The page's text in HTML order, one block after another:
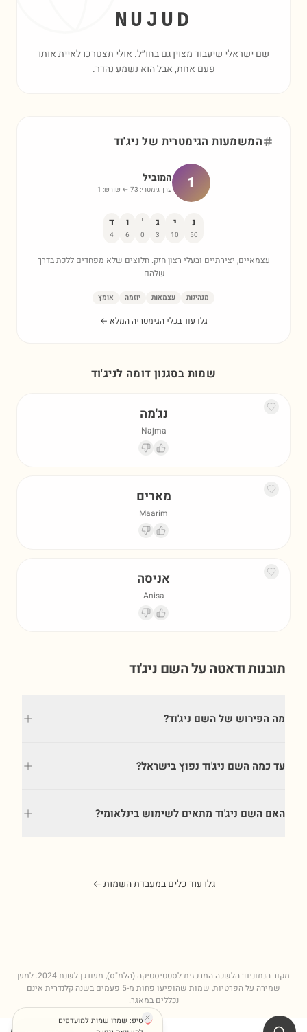
NUJUD
שם ישראלי שיעבוד מצוין גם בחו״ל. אולי תצטרכו לאיית אותו
פעם אחת, אבל הוא נשמע נהדר.
המשמעות הגימטרית של ניג'וד
1 המוביל
ערך גימטרי: 73 ← שורש: 1
נ
50
י
10
ג
3
'
0
ו
6
ד
4
עצמאיים, יצירתיים ובעלי רצון חזק. חלוצים שלא מפחדים ללכת בדרך
שלהם.
מנהיגות עצמאות יוזמה אומץ
גלו עוד בכלי הגימטריה המלא ←
שמות בסגנון דומה לניג'וד
נג'מה
Najma
מארים
Maarim
אניסה
Anisa
תובנות ודאטה על השם ניג'וד
מה הפירוש של השם ניג'וד?
עד כמה השם ניג'וד נפוץ בישראל?
האם השם ניג'וד מתאים לשימוש בינלאומי?
גלו עוד כלים במעבדת השמות ←
מקור הנתונים: הלשכה המרכזית לסטטיסטיקה (הלמ"ס), מעודכן לשנת2024. למען
שמירה על הפרטיות, שמות שהופיעו פחות מ-5 פעמים בשנה קלנדרית אינם
נכללים במאגר.
טיפ: שמרו שמות למועדפים